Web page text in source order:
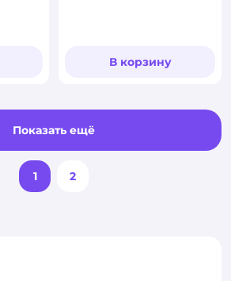
В корзину
Показать ещё
1 2